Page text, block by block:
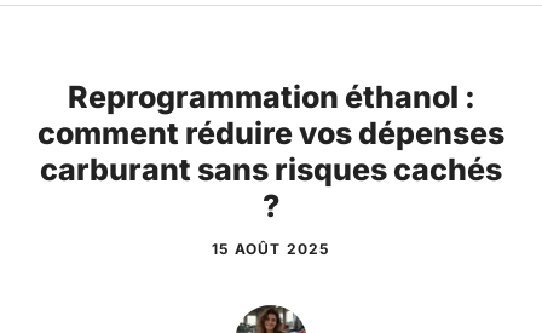
Reprogrammation éthanol :
comment réduire vos dépenses
carburant sans risques cachés
?
15 AOÛT 2025